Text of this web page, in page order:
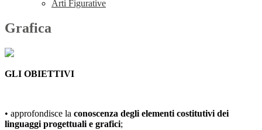
Arti Figurative
Grafica
GLI OBIETTIVI
• approfondisce la conoscenza degli elementi costitutivi dei
linguaggi progettuali e grafici;